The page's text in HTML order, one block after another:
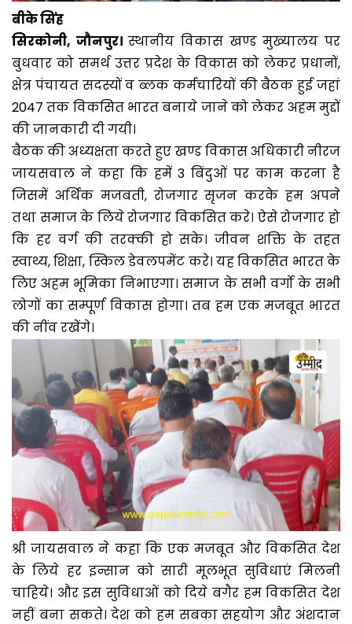
बीके सिंह
सिरकोनी, जौनपुर।स्थानीय विकास खण्ड मुख्यालय पर
बुधवार को समर्थ उत्तर प्रदेश के विकास को लेकर प्रधानों,
क्षेत्र पंचायत सदस्यों व ब्लक कर्मचारियों की बैठक हुई जहां
2047 तक विकसित भारत बनाये जाने को लेकर अहम मुद्दों
की जानकारी दी गयी।
बैठक की अध्यक्षता करते हुए खण्ड विकास अधिकारी नीरज
जायसवाल ने कहा कि हमें 3 बिंदुओं पर काम करना है
जिसमें अर्थिक मजबती, रोजगार सृजन करके हम अपने
तथा समाज के लिये रोजगार विकसित करे। ऐसे रोजगार हो
कि हर वर्ग की तरक्की हो सके। जीवन शक्ति के तहत
स्वाथ्य, शिक्षा, स्किल डेवलपमेंट करे। यह विकसित भारत के
लिए अहम भूमिका निभाएगा। समाज के सभी वर्गो के सभी
लोगों का सम्पूर्ण विकास होगा। तब हम एक मजबूत भारत
की नींव रखेंगे।
श्री जायसवाल ने कहा कि एक मजबूत और विकसित देश
के लिये हर इन्सान को सारी मूलभूत सुविधाएं मिलनी
चाहिये। और इस सुविधाओं को दिये बगैर हम विकसित देश
नहीं बना सकते। देश को हम सबका सहयोग और अंशदान